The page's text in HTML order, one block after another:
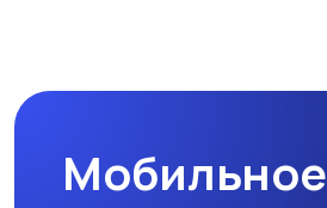
Мобильное